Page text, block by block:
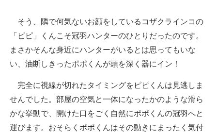
そう、隣で何気ないお顔をしているコザクラインコの
「ピピ」くんこそ冠羽ハンターのひとりだったのです。
まさかそんな身近にハンターがいるとは思ってもいな
い、油断しきったポポくんが頭を深く器にイン！
完全に視線が切れたタイミングをピピくんは見逃しま
せんでした。部屋の空気と一体になったかのような滑ら
かな挙動で、開けた口をごく自然にポポくんの冠羽へと
運びます。おそらくポポくんはその動きにまったく気付